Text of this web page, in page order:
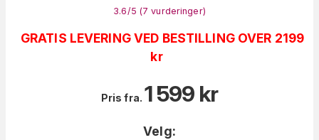
3.6 /5 (7 vurderinger)
GRATIS LEVERING VED BESTILLING OVER 2199
kr
Pris fra. 1 599 kr
Velg: